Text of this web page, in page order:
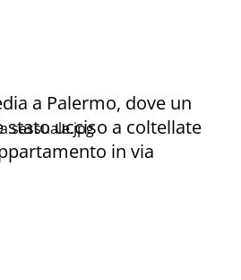
sessuale.jpg
a Palermo, dove un
stato ucciso a coltellate
in via